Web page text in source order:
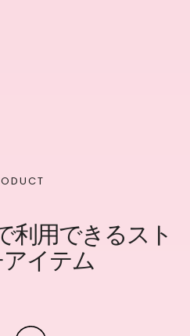
利用できるスト
イテム